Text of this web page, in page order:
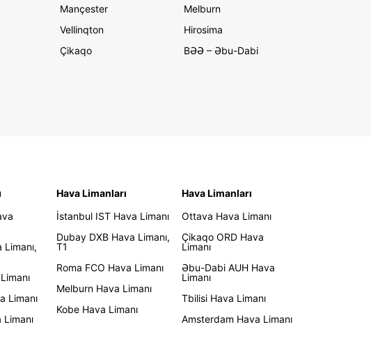
Mançester
Vellinqton
Çikaqo
Melburn
Hirosima
BƏƏ – Əbu-Dabi
Limanı
Hava Limanları
İstanbul IST Hava Limanı
Dubay DXB Hava Limanı,
T1
Roma FCO Hava Limanı
Melburn Hava Limanı
Kobe Hava Limanı
Hava Limanları
Ottava Hava Limanı
Çikaqo ORD Hava
Limanı
Əbu-Dabi AUH Hava
Limanı
Tbilisi Hava Limanı
Amsterdam Hava Limanı